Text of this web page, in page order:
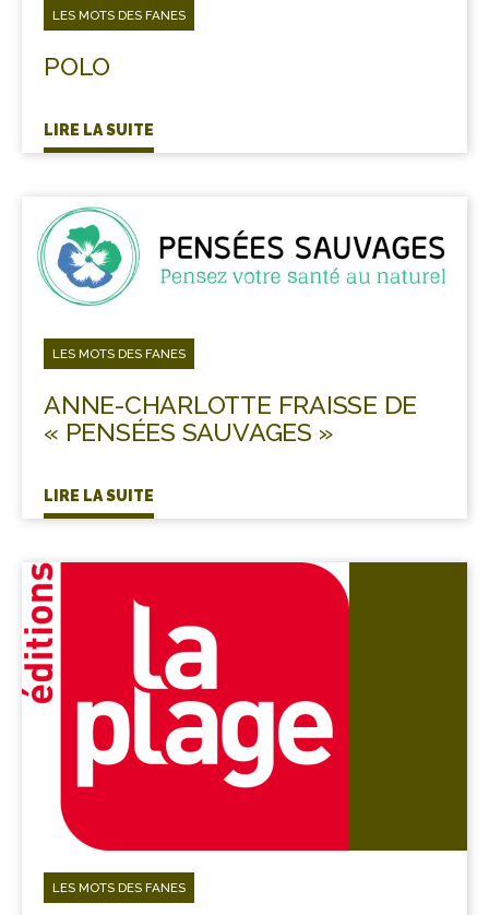
LES MOTS DES FANES
POLO
LIRE LA SUITE
LES MOTS DES FANES
ANNE-CHARLOTTE FRAISSE DE
« PENSÉES SAUVAGES »
LIRE LA SUITE
LES MOTS DES FANES